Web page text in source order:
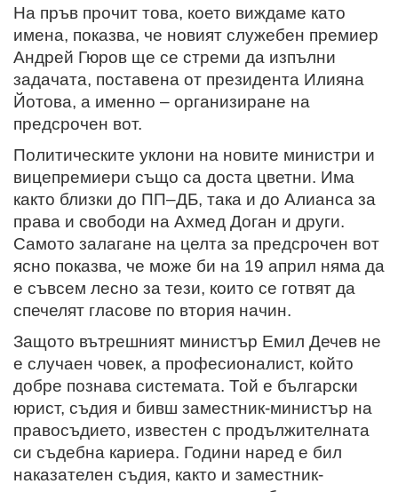
На пръв прочит това, което виждаме като
имена, показва, че новият служебен премиер
Андрей Гюров ще се стреми да изпълни
задачата, поставена от президента Илияна
Йотова, а именно – организиране на
предсрочен вот.
Политическите уклони на новите министри и
вицепремиери също са доста цветни. Има
както близки до ПП–ДБ, така и до Алианса за
права и свободи на Ахмед Доган и други.
Самото залагане на целта за предсрочен вот
ясно показва, че може би на 19 април няма да
е съвсем лесно за тези, които се готвят да
спечелят гласове по втория начин.
Защото вътрешният министър Емил Дечев не
е случаен човек, а професионалист, който
добре познава системата. Той е български
юрист, съдия и бивш заместник-министър на
правосъдието, известен с продължителната
си съдебна кариера. Години наред е бил
наказателен съдия, както и заместник-